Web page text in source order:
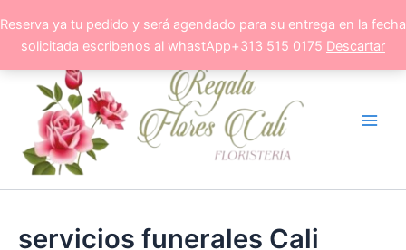
Reserva ya tu pedido y será agendado para su entrega en la fecha
solicitada escribenos al whastApp+313 515 0175 Descartar
al
contenido
servicios funerales Cali